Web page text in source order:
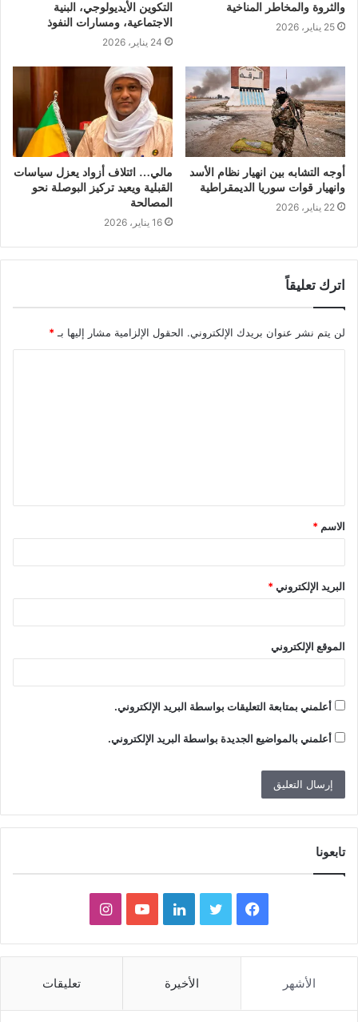
والثروة والمخاطر المناخية
25 يناير، 2026
التكوين الأيديولوجي، البنية
الاجتماعية، ومسارات النفوذ
24 يناير، 2026
أوجه التشابه بين انهيار نظام الأسد
وانهيار قوات سوريا الديمقراطية
22 يناير، 2026
مالي… ائتلاف أزواد يعزل سياسات
القبلية ويعيد تركيز البوصلة نحو
المصالحة
16 يناير، 2026
اترك تعليقاً
لن يتم نشر عنوان بريدك الإلكتروني. الحقول الإلزامية مشار إليها بـ *
ق
*
الاسم *
البريد الإلكتروني*
الموقع الإلكتروني
أعلمني بمتابعة التعليقات بواسطة البريد الإلكتروني.
أعلمني بالمواضيع الجديدة بواسطة البريد الإلكتروني.
تابعونا
ي
و
ي
و
ن
الأشهر الأخيرة تعليقات